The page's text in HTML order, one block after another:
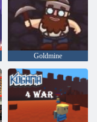
Goldmine